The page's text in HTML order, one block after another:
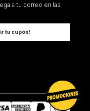
a tu correo en las
tu cupón!